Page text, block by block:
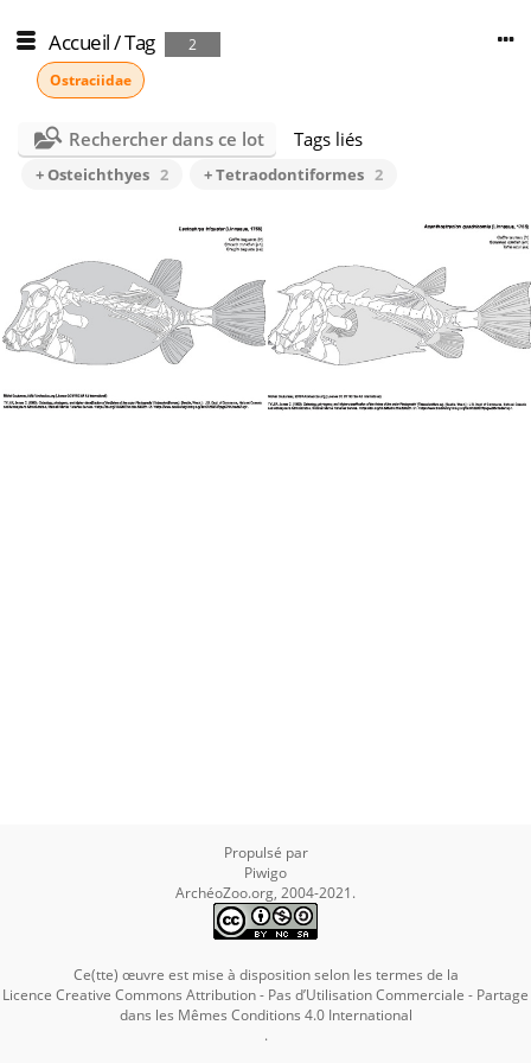
Accueil/Tag
2
Ostraciidae
Rechercher dans ce lot Tags liés
+ Osteichthyes 2 + Tetraodontiformes 2
Propulsé par
Piwigo
ArchéoZoo.org, 2004-2021.
Ce(tte) œuvre est mise à disposition selon les termes de la
Licence Creative Commons Attribution - Pas d’Utilisation Commerciale - Partage
dans les Mêmes Conditions 4.0 International
.